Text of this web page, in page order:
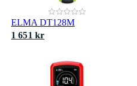
ELMA DT128M
1 651 kr